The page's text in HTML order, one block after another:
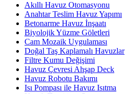
Akıllı Havuz Otomasyonu
Anahtar Teslim Havuz Yapımı
Betonarme Havuz İnşaatı
Biyolojik Yüzme Göletleri
Cam Mozaik Uygulaması
Doğal Taş Kaplamalı Havuzlar
Filtre Kumu Değişimi
Havuz Çevresi Ahşap Deck
Havuz Robotu Bakımı
Isı Pompası ile Havuz Isıtma